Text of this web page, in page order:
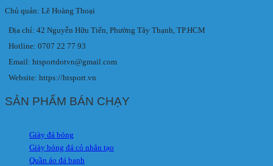
Chủ quản: Lê Hoàng Thoại
Địa chỉ: 42 Nguyễn Hữu Tiến, Phường Tây Thạnh, TP.HCM
Hotline: 0707 22 77 93
Email: htsportdotvn@gmail.com
Website: https://htsport.vn
SẢN PHẨM BÁN CHẠY
Giày đá bóng
Giày bóng đá cỏ nhân tạo
Quần áo đá banh